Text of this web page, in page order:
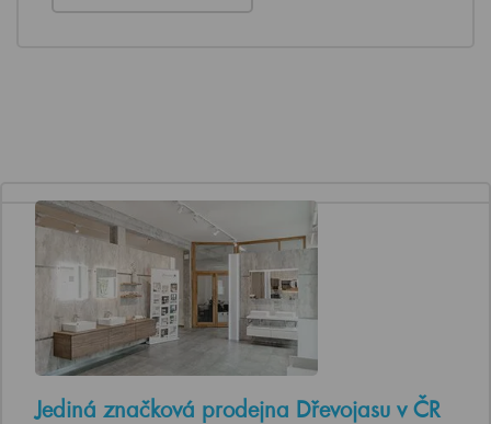
Jediná značková prodejna Dřevojasu v ČR